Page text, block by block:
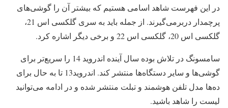
در این فهرست شاهد اسامی هستیم که بیشتر آن را گوشی‌های
پرچمدار دربرمی‌گیرند. از جمله باید به سری گلکسی اس 21،
گلکسی اس 20، گلکسی اس 22 و برخی دیگر اشاره کرد.
سامسونگ در تلاش بوده سال آینده اندروید 14 را سریع‌تر برای
گوشی‌ها و سایر دستگاه‌ها منتشر کند. اندروید13 تا به حال برای
ده‌ها مدل تلفن هوشمند و تبلت منتشر شده و در ادامه می‌توانید
لیست را شاهد باشید.